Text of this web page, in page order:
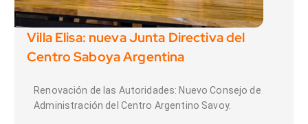
Villa Elisa: nueva Junta Directiva del
Centro Saboya Argentina
Renovación de las Autoridades: Nuevo Consejo de
Administración del Centro Argentino Savoy.